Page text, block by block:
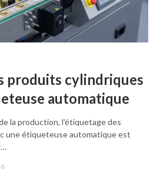
produits cylindriques
automatique
la production, l’étiquetage des
une étiqueteuse automatique est